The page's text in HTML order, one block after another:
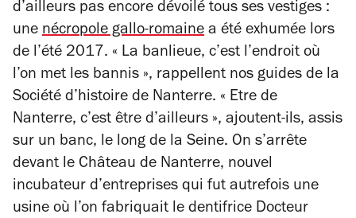
d’ailleurs pas encore dévoilé tous ses vestiges :
une nécropole gallo-romaine a été exhumée lors
de l’été 2017. « La banlieue, c’est l’endroit où
l’on met les bannis », rappellent nos guides de la
Société d’histoire de Nanterre. « Etre de
Nanterre, c’est être d’ailleurs », ajoutent-ils, assis
sur un banc, le long de la Seine. On s’arrête
devant le Château de Nanterre, nouvel
incubateur d’entreprises qui fut autrefois une
usine où l’on fabriquait le dentifrice Docteur